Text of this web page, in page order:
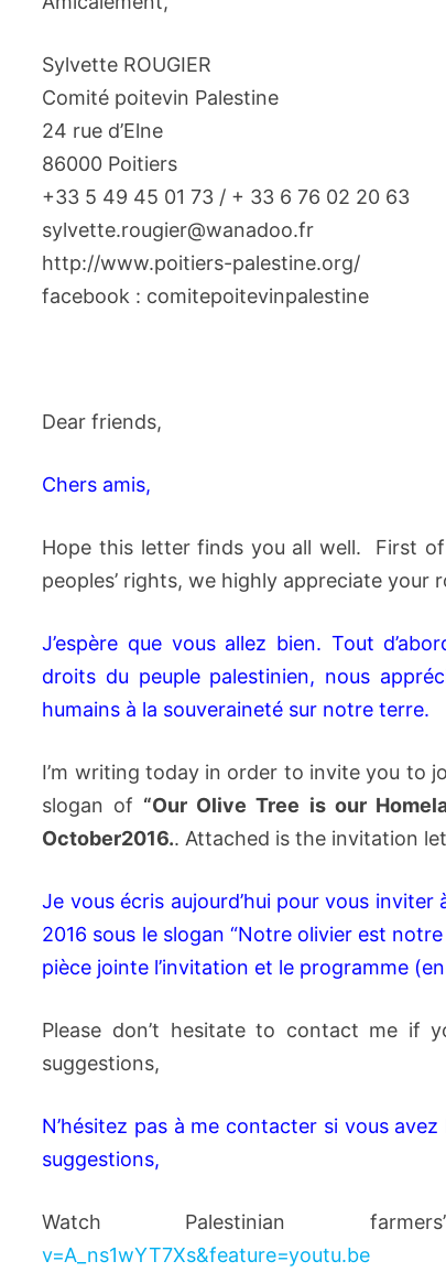
Sylvette ROUGIER
Comité poitevin Palestine
24 rue d’Elne
86000 Poitiers
+33 5 49 45 01 73 / + 33 6 76 02 20 63
sylvette.rougier@wanadoo.fr
http://www.poitiers-palestine.org/
facebook : comitepoitevinpalestine
Dear friends,
Chers amis,
Hope this letter finds you all well. First
peoples’ rights, we highly appreciate
J’espère que vous allez bien. Tout
droits du peuple palestinien, nous
humains à la souveraineté sur notre terre.
I’m writing today in order to invite you to
slogan of “Our Olive Tree is our
October2016.. Attached is the invitation
Je vous écris aujourd’hui pour vous
2016 sous le slogan “Notre olivier est
pièce jointe l’invitation et le programme
Please don’t hesitate to contact me if
suggestions,
N’hésitez pas à me contacter si vous
suggestions,
Watch Palestinian
v=A_ns1wYT7Xs&feature=youtu.be